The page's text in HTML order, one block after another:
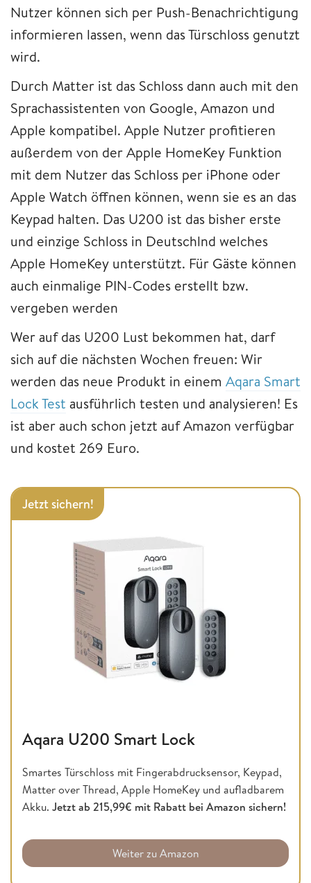
Nutzer können sich per Push-Benachrichtigung
informieren lassen, wenn das Türschloss genutzt
wird.
Durch Matter ist das Schloss dann auch mit den
Sprachassistenten von Google, Amazon und
Apple kompatibel. Apple Nutzer profitieren
außerdem von der Apple HomeKey Funktion
mit dem Nutzer das Schloss per iPhone oder
Apple Watch öffnen können, wenn sie es an das
Keypad halten. Das U200 ist das bisher erste
und einzige Schloss in Deutschlnd welches
Apple HomeKey unterstützt. Für Gäste können
auch einmalige PIN-Codes erstellt bzw.
vergeben werden
Wer auf das U200 Lust bekommen hat, darf
sich auf die nächsten Wochen freuen: Wir
werden das neue Produkt in einem Aqara Smart
Lock Test ausführlich testen und analysieren! Es
ist aber auch schon jetzt auf Amazon verfügbar
und kostet 269 Euro.
Jetzt sichern!
Aqara U200 Smart Lock
Smartes Türschloss mit Fingerabdrucksensor, Keypad,
Matter over Thread, Apple HomeKey und aufladbarem
Akku. Jetzt ab 215,99€ mit Rabatt bei Amazon sichern!
Weiter zu Amazon